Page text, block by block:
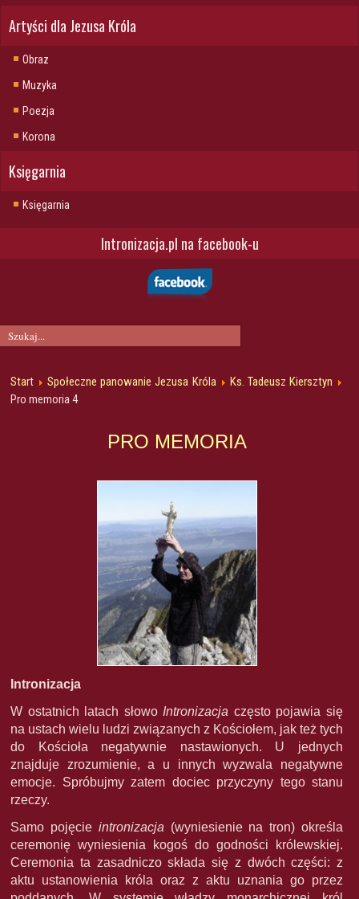
Artyści dla Jezusa Króla
Obraz
Muzyka
Poezja
Korona
Księgarnia
Księgarnia
Intronizacja.pl na facebook-u
Start Społeczne panowanie Jezusa Króla
Ks. Tadeusz Kiersztyn
Pro memoria 4
PRO MEMORIA
Intronizacja
W ostatnich latach słowo Intronizacja często pojawia się
na ustach wielu ludzi związanych z Kościołem, jak też tych
do Kościoła negatywnie nastawionych. U jednych
znajduje zrozumienie, a u innych wyzwala negatywne
emocje. Spróbujmy zatem dociec przyczyny tego stanu
rzeczy.
Samo pojęcie intronizacja (wyniesienie na tron) określa
ceremonię wyniesienia kogoś do godności królewskiej.
Ceremonia ta zasadniczo składa się z dwóch części: z
aktu ustanowienia króla oraz z aktu uznania go przez